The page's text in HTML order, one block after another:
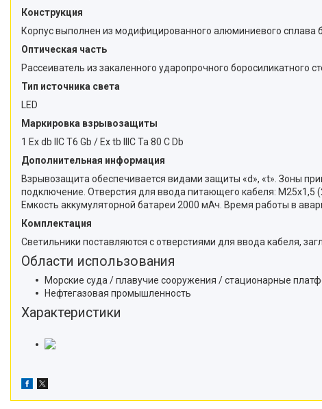
Конструкция
Корпус выполнен из модифицированного алюминиевого
Оптическая часть
Рассеиватель из закаленного ударопрочного боросиликатного
Тип источника света
LED
Маркировка взрывозащиты
1 Ex db IIC Т6 Gb / Ex tb IIIC Ta 80 С Db
Дополнительная информация
Взрывозащита обеспечивается видами защиты «d», «t». Зоны
подключение. Отверстия для ввода питающего кабеля: М25х1,5
Емкость аккумуляторной батареи 2000 мАч. Время работы в
Комплектация
Светильники поставляются с отверстиями для ввода кабеля,
Области использования
Морские суда / плавучие сооружения / стационарные
Нефтегазовая промышленность
Характеристики